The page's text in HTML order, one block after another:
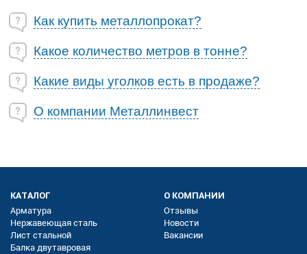
Как купить металлопрокат?
Какое количество метров в тонне?
Какие виды уголков есть в продаже?
О компании Металлинвест
КАТАЛОГ
Арматура
Нержавеющая сталь
Лист стальной
Балка двутавровая
О КОМПАНИИ
Отзывы
Новости
Вакансии